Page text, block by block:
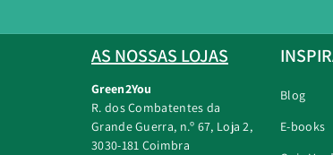
AS NOSSAS LOJAS
Green2You
R. dos Combatentes da
Grande Guerra, n.º 67, Loja 2,
3030-181 Coimbra
Blog
E-books